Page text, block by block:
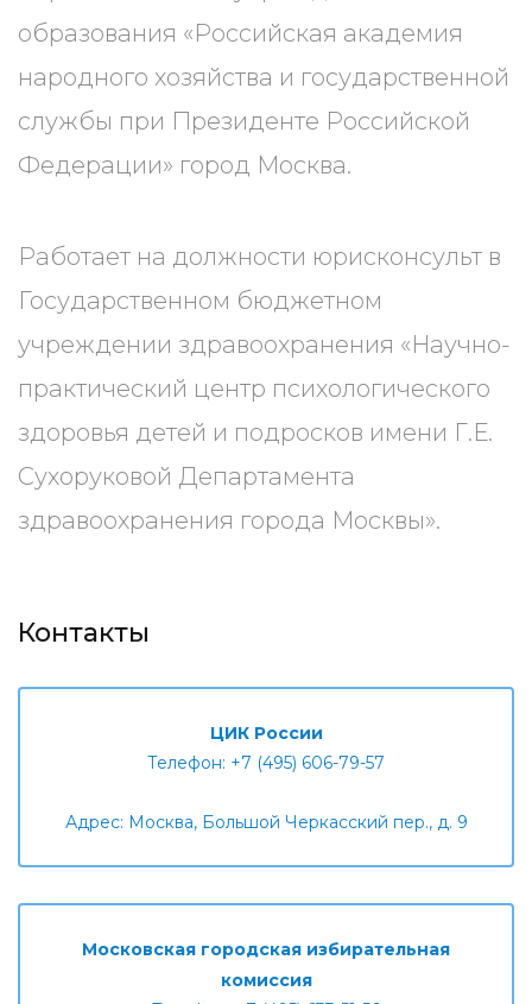
образования «Российская академия
народного хозяйства и государственной
службы при Президенте Российской
Федерации» город Москва.
Работает на должности юрисконсульт в
Государственном бюджетном
учреждении здравоохранения «Научно-
практический центр психологического
здоровья детей и подросков имени Г.Е.
Сухоруковой Департамента
здравоохранения города Москвы».
Контакты
ЦИК России
Телефон: +7 (495) 606-79-57
Адрес: Москва, Большой Черкасский пер., д. 9
Московская городская избирательная
комиссия